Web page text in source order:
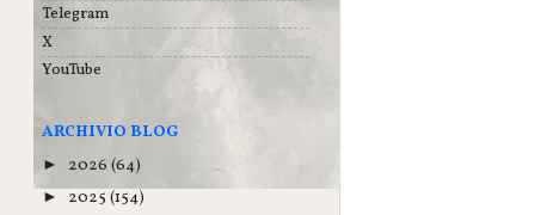
Telegram
X
YouTube
ARCHIVIO BLOG
► 2026 (64)
► 2025 (154)